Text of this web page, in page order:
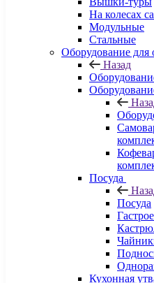
На колесах
Модульные
Стальные
Оборудование для
Назад
Посуда
Посуда
Кухонная